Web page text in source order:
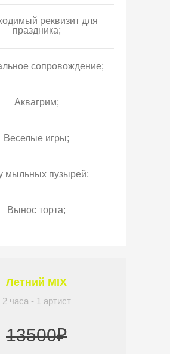
реквизит для
праздника;
сопровождение;
Аквагрим;
Веселые игры;
мыльных пузырей;
Вынос торта;
Летний MIX
2 часа - 1 артист
13500₽